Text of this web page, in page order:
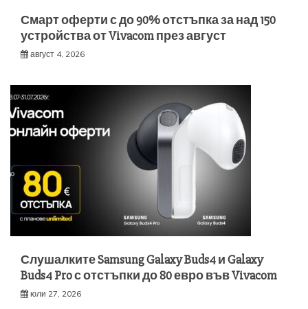
Смарт оферти с до 90% отстъпка за над 150
устройства от Vivacom през август
август 4, 2026
Слушалките Samsung Galaxy Buds4 и Galaxy
Buds4 Pro с отстъпки до 80 евро във Vivacom
юли 27, 2026